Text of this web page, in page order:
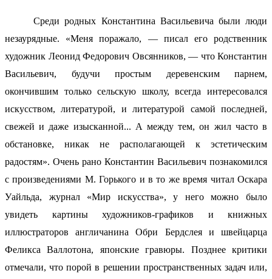
Среди родных Константина Васильевича были люди
незаурядные. «Меня поражало, — писал его родственник
художник Леонид Федорович Овсянников, — что Константин
Васильевич, будучи простым деревенским парнем,
окончившим только сельскую школу, всегда интересовался
искусством, литературой, и литературой самой последней,
свежей и даже изысканной... А между тем, он жил часто в
обстановке, никак не располагающей к эстетическим
радостям». Очень рано Константин Васильевич познакомился
с произведениями М. Горького и в то же время читал Оскара
Уайльда, журнал «Мир искусства», у него можно было
увидеть картины художников-графиков и книжных
иллюстраторов англичанина Обри Бердслея и швейцарца
Феликса Валлотона, японские гравюры. Позднее критики
отмечали, что порой в решении пространственных задач или,